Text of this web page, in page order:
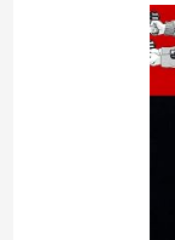
【迷惑中国
【画像】サンモニ
【動画】ホリエモン、